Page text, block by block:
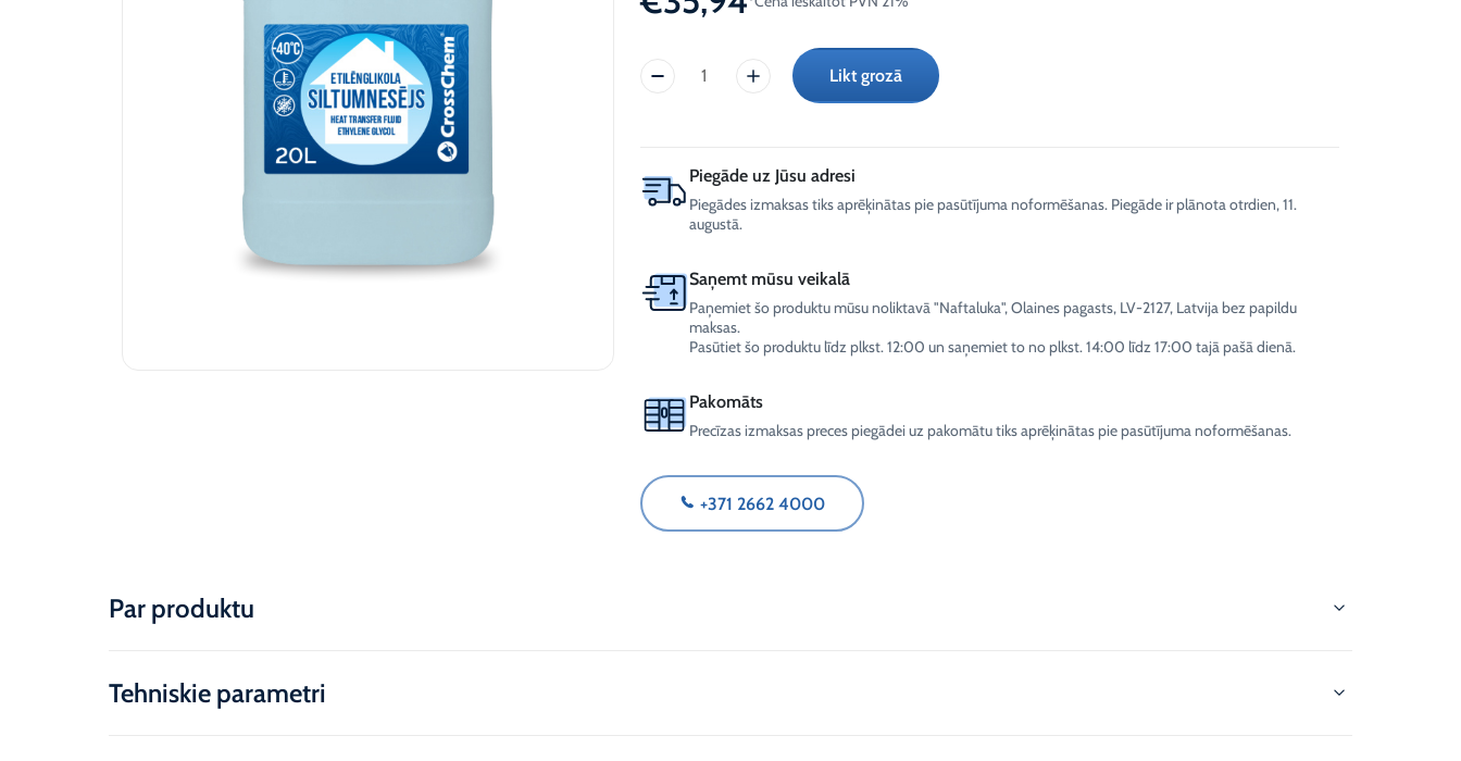
sektoram
-12°C (Tikai juridiskām
personām)
Ziemas vējstiklu šķidrums
-30°C (Tikai juridiskām
personām)
CrossChem
daudzums
Likt grozā
Piegāde uz Jūsu adresi
Piegādes izmaksas tiks aprēķinātas pie pasūtījuma noformēšanas. Piegāde ir plānota otrdien, 11.
augustā.
Saņemt mūsu veikalā
Paņemiet šo produktu mūsu noliktavā "Naftaluka", Olaines pagasts, LV-2127, Latvija bez papildu
maksas.
Pasūtiet šo produktu līdz plkst. 12:00 un saņemiet to no plkst. 14:00 līdz 17:00 tajā pašā dienā.
Pakomāts
Precīzas izmaksas preces piegādei uz pakomātu tiks aprēķinātas pie pasūtījuma noformēšanas.
+371 2662 4000
Par produktu
Tehniskie parametri